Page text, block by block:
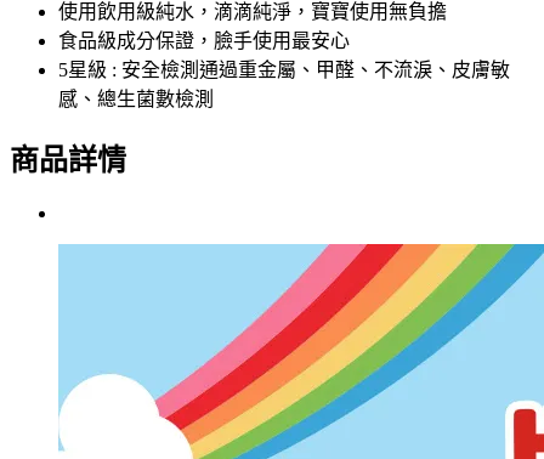
使用飲用級純水，滴滴純淨，寶寶使用無負擔
食品級成分保證，臉手使用最安心
5星級 : 安全檢測通過重金屬、甲醛、不流淚、皮膚敏
感、總生菌數檢測
商品詳情